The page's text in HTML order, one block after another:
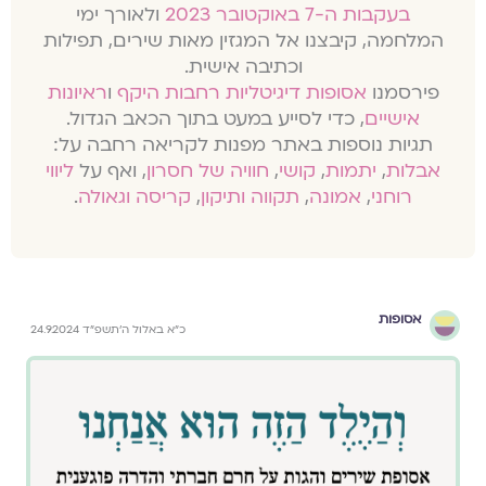
בעקבות ה-7 באוקטובר 2023
ולאורך ימי
המלחמה, קיבצנו אל המגזין מאות שירים, תפילות
וכתיבה אישית.
פירסמנו אסופות דיגיטליות רחבות היקף וראיונות
אישיים, כדי לסייע במעט בתוך הכאב הגדול.
תגיות נוספות באתר מפנות לקריאה רחבה על:
אבלות, יתמות, קושי, חוויה של חסרון, ואף על ליווי
רוחני, אמונה, תקווה ותיקון, קריסה וגאולה.
אסופות
כ״א באלול ה׳תשפ״ד 24.9.2024